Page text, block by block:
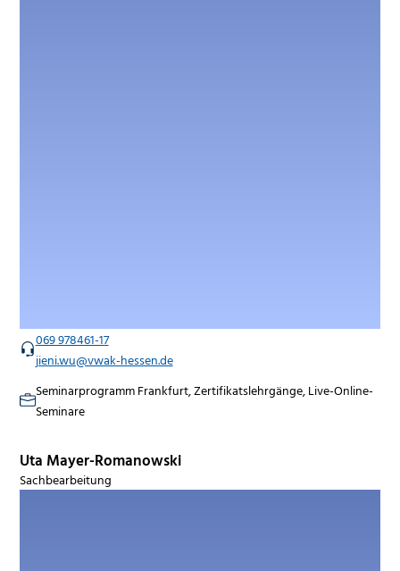
069 978461-17
jieni.wu@vwak-hessen.de
Seminarprogramm Frankfurt, Zertifikatslehrgänge, Live-Online-
Seminare
Uta Mayer-Romanowski
Sachbearbeitung